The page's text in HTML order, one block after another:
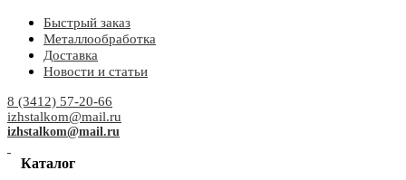
Быстрый заказ
Металлообработка
Доставка
Новости и статьи
8 (3412) 57-20-66
izhstalkom@mail.ru
izhstalkom@mail.ru
Каталог